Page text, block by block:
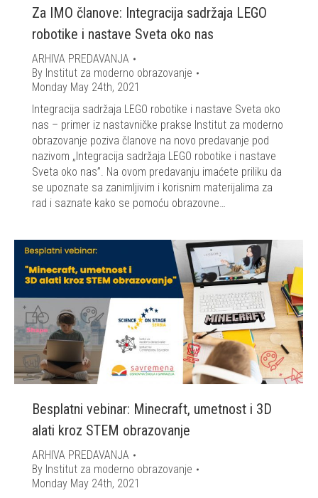
Za IMO članove: Integracija sadržaja LEGO
robotike i nastave Sveta oko nas
ARHIVA PREDAVANJA
By Institut za moderno obrazovanje
Monday May 24th, 2021
Integracija sadržaja LEGO robotike i nastave Sveta oko
nas – primer iz nastavničke prakse Institut za moderno
obrazovanje poziva članove na novo predavanje pod
nazivom „Integracija sadržaja LEGO robotike i nastave
Sveta oko nas”. Na ovom predavanju imaćete priliku da
se upoznate sa zanimljivim i korisnim materijalima za
rad i saznate kako se pomoću obrazovne…
Besplatni vebinar: Minecraft, umetnost i 3D
alati kroz STEM obrazovanje
ARHIVA PREDAVANJA
By Institut za moderno obrazovanje
Monday May 24th, 2021